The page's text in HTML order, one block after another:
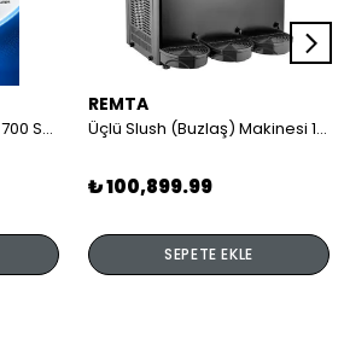
Kuzine Sanayi Tipi Fırınlı 700 Seri Gazlı 4 Açık Ateş 80x70x85 (Lp)-2X6Kw+2X7,5Kw+6Kw Elektrikli Fırın
REMTA
Üçlü Slush (Buzlaş) Makinesi 12+12+12 lt
₺ 100,899.99
SEPETE EKLE